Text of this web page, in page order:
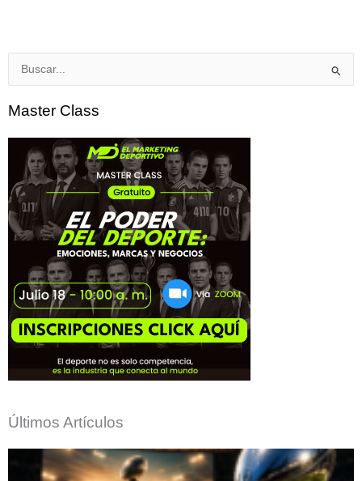
Buscar
Master Class
Últimos Artículos